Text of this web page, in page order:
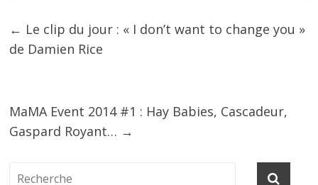
← Le clip du jour : « I don’t want to change you »
de Damien Rice
MaMA Event 2014 #1 : Hay Babies, Cascadeur,
Gaspard Royant… →